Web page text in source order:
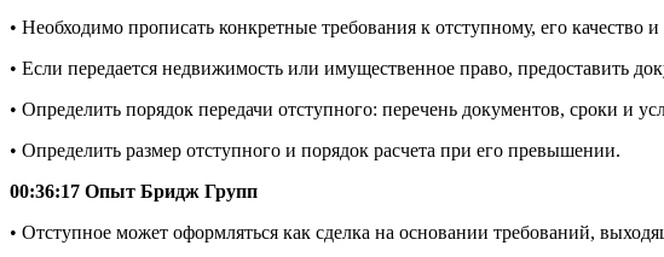
• Необходимо прописать конкретные требования к отступному, его качество и
• Если передается недвижимость или имущественное право, предоставить
• Определить порядок передачи отступного: перечень документов, сроки и
• Определить размер отступного и порядок расчета при его превышении.
00:36:17 Опыт Бридж Групп
• Отступное может оформляться как сделка на основании требований,